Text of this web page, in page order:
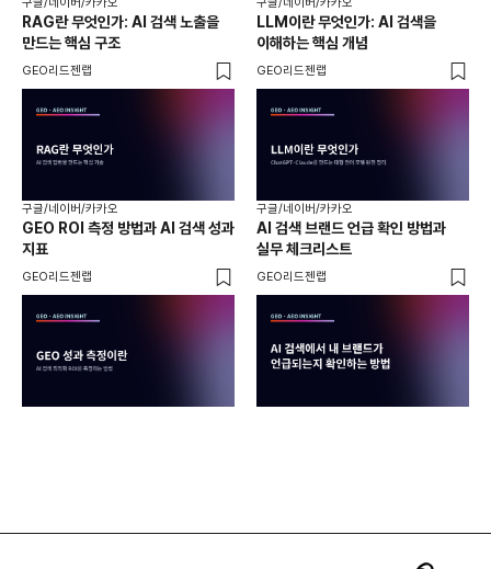
RAG란 무엇인가: AI 검색 노출을
만드는 핵심 구조
GEO리드젠랩
LLM이란 무엇인가: AI 검색을
이해하는 핵심 개념
GEO리드젠랩
구글/네이버/카카오
GEO ROI 측정 방법과 AI 검색 성과
지표
GEO리드젠랩
구글/네이버/카카오
AI 검색 브랜드 언급 확인 방법과
실무 체크리스트
GEO리드젠랩